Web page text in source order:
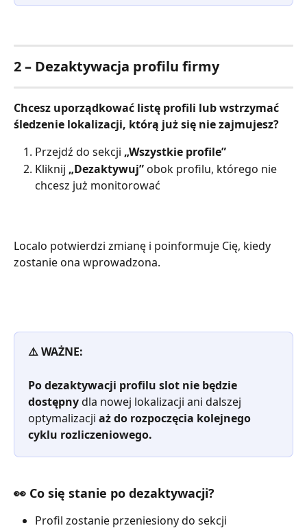
2 – Dezaktywacja profilu firmy
Chcesz uporządkować listę profili lub wstrzymać
śledzenie lokalizacji, którą już się nie zajmujesz?
Przejdź do sekcji „Wszystkie profile”
Kliknij „Dezaktywuj” obok profilu, którego nie
chcesz już monitorować
Localo potwierdzi zmianę i poinformuje Cię, kiedy
zostanie ona wprowadzona.
⚠️ WAŻNE:
Po dezaktywacji profilu slot nie będzie
dostępny dla nowej lokalizacji ani dalszej
optymalizacji aż do rozpoczęcia kolejnego
cyklu rozliczeniowego.
👀 Co się stanie po dezaktywacji?
Profil zostanie przeniesiony do sekcji